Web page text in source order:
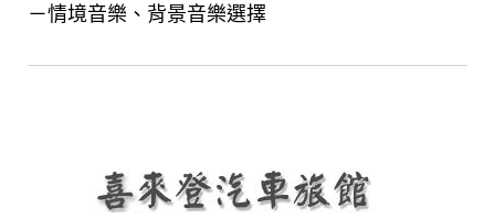
－情境音樂、背景音樂選擇